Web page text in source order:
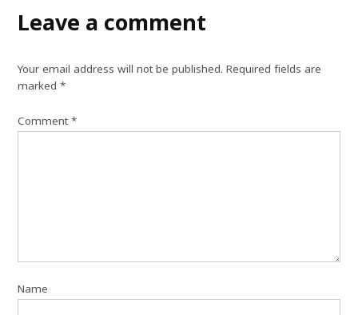
Leave a comment
Your email address will not be published. Required fields are
marked*
Comment*
Name